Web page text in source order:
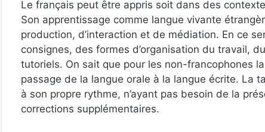
Le français peut ȇtre appris soit dans des
Son apprentissage comme langue vivante
production, d’interaction et de médiation. En ce
consignes, des formes d’organisation du travail,
tutoriels. On sait que pour les non-francophones
passage de la langue orale à la langue écrite. La
à son propre rythme, n’ayant pas besoin de la
corrections supplémentaires.